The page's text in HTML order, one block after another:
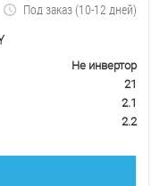
Под заказ (10-12 дней)
Не инвертор
21
2.1
2.2